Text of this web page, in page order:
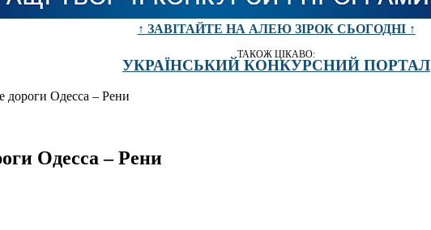
↑ ЗАВІТАЙТЕ НА АЛЕЮ ЗІРОК СЬОГОДНІ ↑
ТАКОЖ ЦІКАВО:
УКРАЇНСЬКИЙ КОНКУРСНИЙ ПОРТАЛ
дороги Одесса – Рени
Одесса – Рени